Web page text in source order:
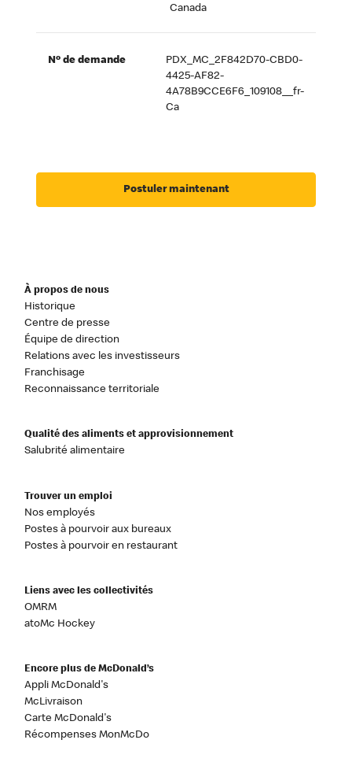
Canada
Nº de demande
PDX_MC_2F842D70-CBD0-
4425-AF82-
4A78B9CCE6F6_109108__fr-
Ca
Postuler maintenant
À propos de nous
Historique
Centre de presse
Équipe de direction
Relations avec les investisseurs
Franchisage
Reconnaissance territoriale
Qualité des aliments et approvisionnement
Salubrité alimentaire
Trouver un emploi
Nos employés
Postes à pourvoir aux bureaux
Postes à pourvoir en restaurant
Liens avec les collectivités
OMRM
atoMc Hockey
Encore plus de McDonald’s
Appli McDonald's
McLivraison
Carte McDonald's
Récompenses MonMcDo